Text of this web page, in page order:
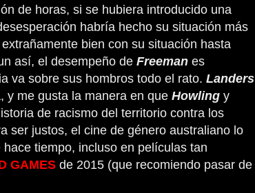
de horas, si se hubiera introducido una
habría hecho su situación más
bien con su situación hasta
así, el desempeño de Freeman es
va sobre sus hombros todo el rato. Landers
y me gusta la manera en que Howling y
de racismo del territorio contra los
ser justos, el cine de género australiano lo
tiempo, incluso en películas tan
GAMES de 2015 (que recomiendo pasar de